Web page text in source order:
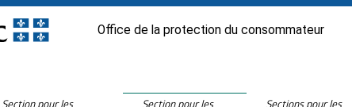
Office de la protection du consommateur
Section pour les Section pour les Sections pour les